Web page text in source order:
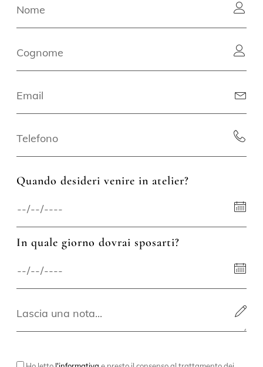
Quando desideri venire in atelier?
In quale giorno dovrai sposarti?